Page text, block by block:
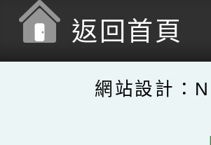
返回首頁
網站設計：